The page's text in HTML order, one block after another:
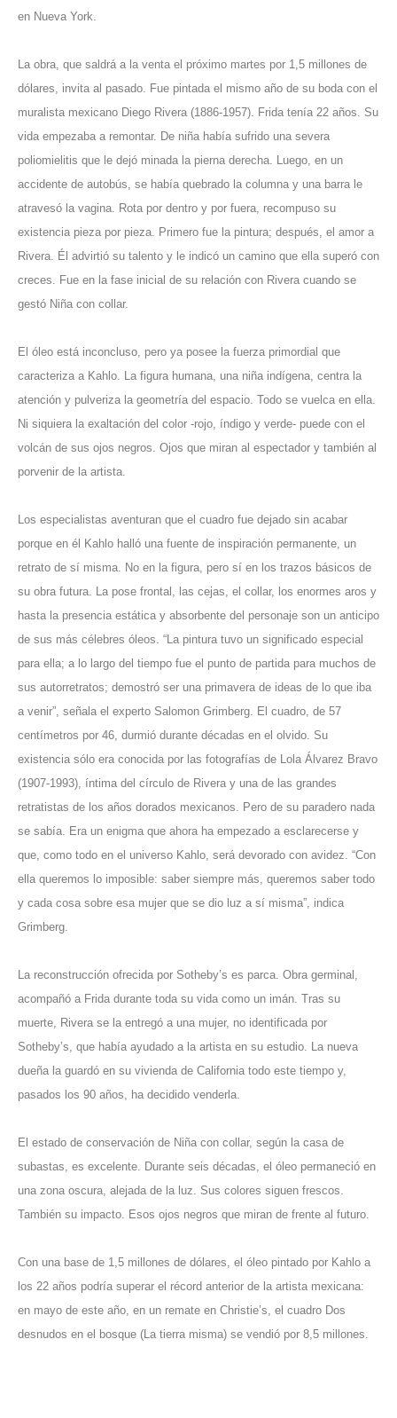
en Nueva York.
La obra, que saldrá a la venta el próximo martes por 1,5 millones de
dólares, invita al pasado. Fue pintada el mismo año de su boda con el
muralista mexicano Diego Rivera (1886-1957). Frida tenía 22 años. Su
vida empezaba a remontar. De niña había sufrido una severa
poliomielitis que le dejó minada la pierna derecha. Luego, en un
accidente de autobús, se había quebrado la columna y una barra le
atravesó la vagina. Rota por dentro y por fuera, recompuso su
existencia pieza por pieza. Primero fue la pintura; después, el amor a
Rivera. Él advirtió su talento y le indicó un camino que ella superó con
creces. Fue en la fase inicial de su relación con Rivera cuando se
gestó Niña con collar.
El óleo está inconcluso, pero ya posee la fuerza primordial que
caracteriza a Kahlo. La figura humana, una niña indígena, centra la
atención y pulveriza la geometría del espacio. Todo se vuelca en ella.
Ni siquiera la exaltación del color -rojo, índigo y verde- puede con el
volcán de sus ojos negros. Ojos que miran al espectador y también al
porvenir de la artista.
Los especialistas aventuran que el cuadro fue dejado sin acabar
porque en él Kahlo halló una fuente de inspiración permanente, un
retrato de sí misma. No en la figura, pero sí en los trazos básicos de
su obra futura. La pose frontal, las cejas, el collar, los enormes aros y
hasta la presencia estática y absorbente del personaje son un anticipo
de sus más célebres óleos. “La pintura tuvo un significado especial
para ella; a lo largo del tiempo fue el punto de partida para muchos de
sus autorretratos; demostró ser una primavera de ideas de lo que iba
a venir”, señala el experto Salomon Grimberg. El cuadro, de 57
centímetros por 46, durmió durante décadas en el olvido. Su
existencia sólo era conocida por las fotografías de Lola Álvarez Bravo
(1907-1993), íntima del círculo de Rivera y una de las grandes
retratistas de los años dorados mexicanos. Pero de su paradero nada
se sabía. Era un enigma que ahora ha empezado a esclarecerse y
que, como todo en el universo Kahlo, será devorado con avidez. “Con
ella queremos lo imposible: saber siempre más, queremos saber todo
y cada cosa sobre esa mujer que se dio luz a sí misma”, indica
Grimberg.
La reconstrucción ofrecida por Sotheby’s es parca. Obra germinal,
acompañó a Frida durante toda su vida como un imán. Tras su
muerte, Rivera se la entregó a una mujer, no identificada por
Sotheby’s, que había ayudado a la artista en su estudio. La nueva
dueña la guardó en su vivienda de California todo este tiempo y,
pasados los 90 años, ha decidido venderla.
El estado de conservación de Niña con collar, según la casa de
subastas, es excelente. Durante seis décadas, el óleo permaneció en
una zona oscura, alejada de la luz. Sus colores siguen frescos.
También su impacto. Esos ojos negros que miran de frente al futuro.
Con una base de 1,5 millones de dólares, el óleo pintado por Kahlo a
los 22 años podría superar el récord anterior de la artista mexicana:
en mayo de este año, en un remate en Christie’s, el cuadro Dos
desnudos en el bosque (La tierra misma) se vendió por 8,5 millones.